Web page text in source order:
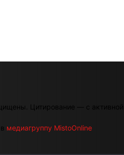
Цитирование — с активной
медиагруппу MistoOnline